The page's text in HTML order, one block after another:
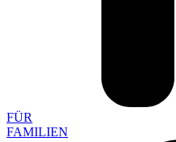
FÜR
FAMILIEN